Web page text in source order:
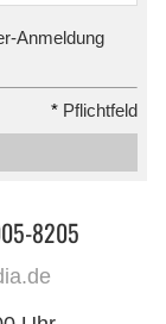
Anmeldung
* Pflichtfeld
8205